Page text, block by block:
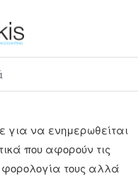
για να ενημερωθείται
που αφορούν τις
φορολογία τους αλλά